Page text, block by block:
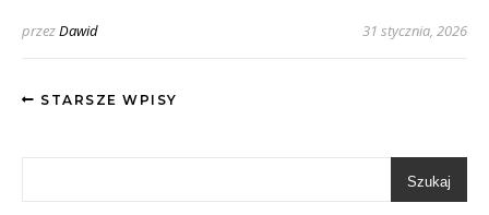
przezDawid 31 stycznia, 2026
STARSZE WPISY
Szukaj